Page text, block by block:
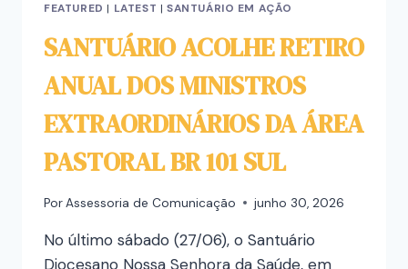
FEATURED | LATEST | SANTUÁRIO EM AÇÃO
SANTUÁRIO ACOLHE RETIRO
ANUAL DOS MINISTROS
EXTRAORDINÁRIOS DA ÁREA
PASTORAL BR 101 SUL
PorAssessoria de Comunicação junho 30, 2026
No último sábado (27/06), o Santuário
Diocesano Nossa Senhora da Saúde, em